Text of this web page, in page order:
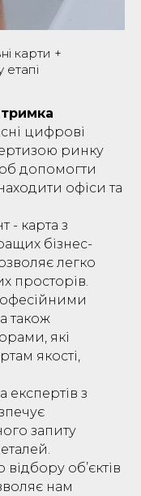
карти +
цифрові
ринку
допомогти
офіси та
- карта з
бізнес-
легко
просторів.
також
які
якості,
експертів з
запиту
об’єктів
нам